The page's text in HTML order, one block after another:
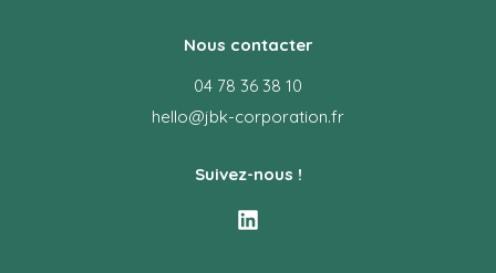
Nous contacter
04 78 36 38 10
hello@jbk-corporation.fr
Suivez-nous !